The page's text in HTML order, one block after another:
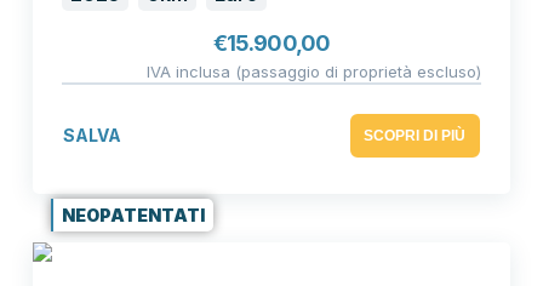
€15.900,00
IVA inclusa (passaggio di proprietà escluso)
SALVA SCOPRI DI PIÙ
NEOPATENTATI